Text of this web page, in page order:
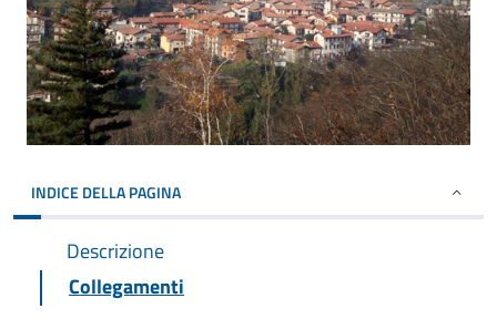
INDICE DELLA PAGINA
Descrizione
Collegamenti